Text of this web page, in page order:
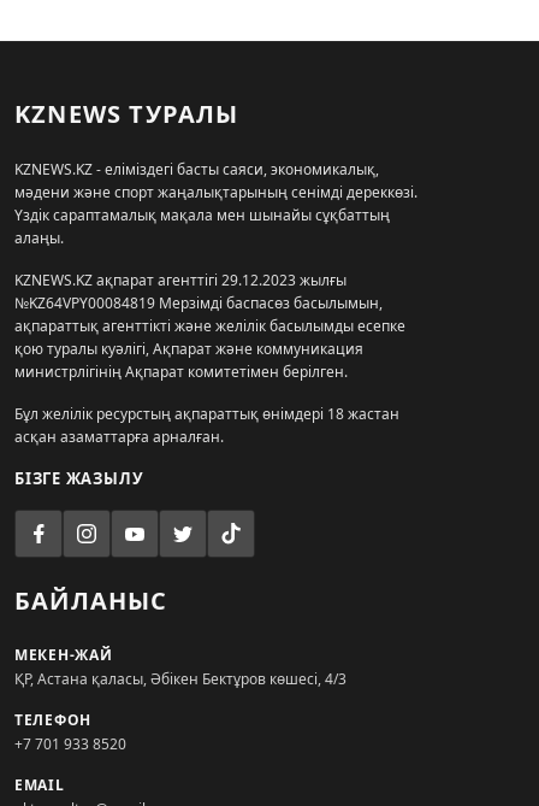
KZNEWS ТУРАЛЫ
KZNEWS.KZ - еліміздегі басты саяси, экономикалық,
мәдени және спорт жаңалықтарының сенімді дереккөзі.
Үздік сараптамалық мақала мен шынайы сұқбаттың
алаңы.
KZNEWS.KZ ақпарат агенттігі 29.12.2023 жылғы
№KZ64VPY00084819 Мерзімді баспасөз басылымын,
ақпараттық агенттікті және желілік басылымды есепке
қою туралы куәлігі, Ақпарат және коммуникация
министрлігінің Ақпарат комитетімен берілген.
Бұл желілік ресурстың ақпараттық өнімдері 18 жастан
асқан азаматтарға арналған.
БІЗГЕ ЖАЗЫЛУ
БАЙЛАНЫС
МЕКЕН-ЖАЙ
ҚР, Астана қаласы, Әбікен Бектұров көшесі, 4/3
ТЕЛЕФОН
+7 701 933 8520
EMAIL